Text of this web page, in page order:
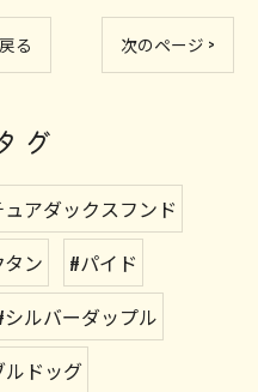
る 次のページ >
グ
アダックスフンド
ン
#パイド
シルバーダップル
ドッグ